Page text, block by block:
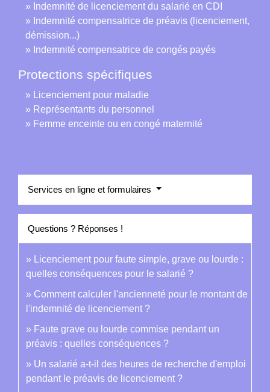
Indemnité de licenciement du salarié en CDI
Indemnité compensatrice de préavis (licenciement,
démission...)
Indemnité compensatrice de congés payés
Protections spécifiques
Licenciement pour maladie
Représentants du personnel
Femme enceinte ou en congé maternité
Services en ligne et formulaires
Questions ? Réponses !
Licenciement pour faute simple, grave ou lourde :
quelles conséquences pour le salarié ?
Comment calculer l'ancienneté pour le montant de
l'indemnité de licenciement ?
Faute grave ou lourde commise pendant un
préavis : quelles conséquences ?
Un salarié a-t-il des heures de recherche d'emploi
pendant le préavis de licenciement ?